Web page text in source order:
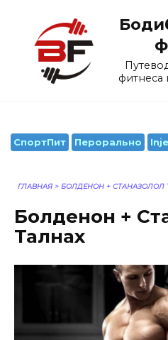
содержанию
фитнеса
СпортПит Перорально
ГЛАВНАЯ > БОЛДЕНОН + СТАНАЗОЛОЛ
Болденон +
Талнах